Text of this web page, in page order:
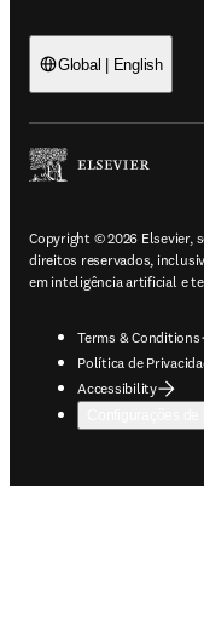
Global | English
Copyright © 2026 Elsevier,
direitos reservados,
em inteligência artificial e
Terms & Conditions
Política de
Accessibility